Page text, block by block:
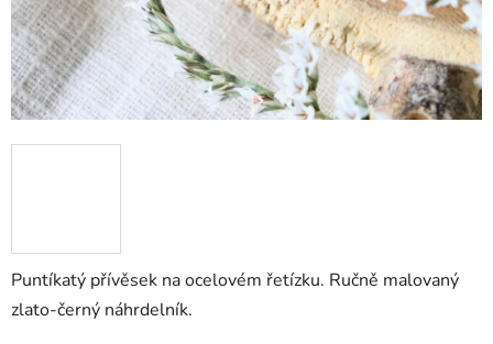
Puntíkatý přívěsek na ocelovém řetízku. Ručně malovaný
zlato-černý náhrdelník.